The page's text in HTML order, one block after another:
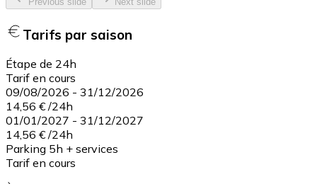
Tarifs par saison
Étape de 24h
Tarif en cours
09/08/2026 - 31/12/2026
14,56 € /24h
01/01/2027 - 31/12/2027
14,56 € /24h
Parking 5h + services
Tarif en cours